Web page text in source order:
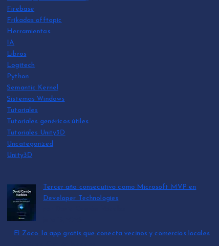
Firebase
Frikadas offtopic
Herramientas
IA
Libros
Logitech
Python
Semantic Kernel
Sistemas Windows
Tutoriales
Tutoriales genéricos útiles
Tutoriales Unity3D
Uncategorized
Unity3D
Tercer año consecutivo como Microsoft MVP en
Developer Technologies
El Zoco: la app gratis que conecta vecinos y comercios locales